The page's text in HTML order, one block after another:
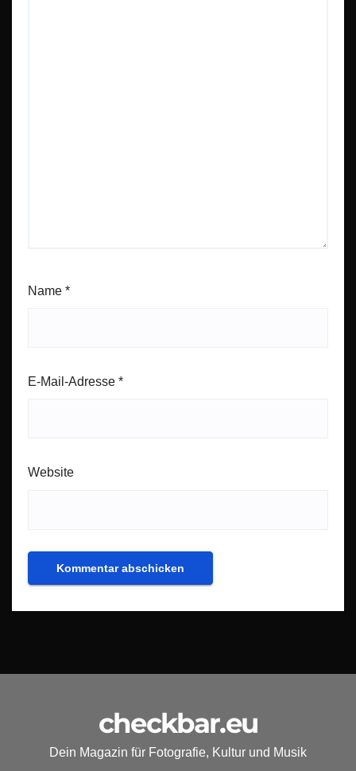
Name *
E-Mail-Adresse *
Website
checkbar.eu
Dein Magazin für Fotografie, Kultur und Musik